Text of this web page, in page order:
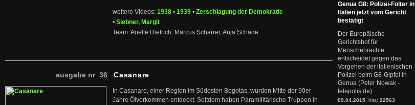
weitere Videos: 1938 • 1939 • Zerschlagung der Demokratie
• Siebner, Margit
Team: Anette Dietrich, Marcus Scharrer, Anja Schade
ausgabe nr_36 Casanare
In Casanare, einer Region im Südosten Bogotás, wurden Mitte der 90er
Jahre Ölvorkommen entdeckt. Seitdem haben Paramilitärische Truppen in
Genua G8: Polizei-Folter in
Italien jetzt vom Gericht
bestätigt
Der Europäische
Gerichtshof für
Menschenrechte
entscheidet gegen das
Vorgehen der italienischen
Polizei beim G8-Gipfel in
Genua (Peter Nowak -
telepolis.de)
09.04.2015 hits: 22563